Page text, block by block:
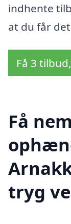
indhente
at du får
Få 3
Få
tryg